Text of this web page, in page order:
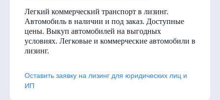
Легкий коммерческий транспорт в лизинг.
Автомобиль в наличии и под заказ. Доступные
цены. Выкуп автомобилей на выгодных
условиях. Легковые и коммерческие автомобили в
лизинг.
Оставить заявку на лизинг для юридических лиц и
ИП